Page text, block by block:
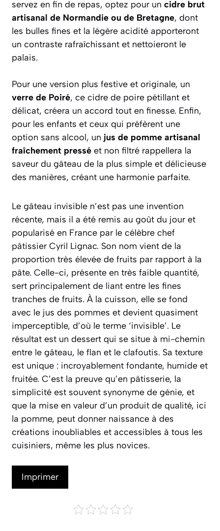
servez en fin de repas, optez pour un cidre brut
artisanal de Normandie ou de Bretagne, dont
les bulles fines et la légère acidité apporteront
un contraste rafraîchissant et nettoieront le
palais.
Pour une version plus festive et originale, un
verre de Poiré, ce cidre de poire pétillant et
délicat, créera un accord tout en finesse. Enfin,
pour les enfants et ceux qui préfèrent une
option sans alcool, un jus de pomme artisanal
fraîchement pressé et non filtré rappellera la
saveur du gâteau de la plus simple et délicieuse
des manières, créant une harmonie parfaite.
Le gâteau invisible n’est pas une invention
récente, mais il a été remis au goût du jour et
popularisé en France par le célèbre chef
pâtissier Cyril Lignac. Son nom vient de la
proportion très élevée de fruits par rapport à la
pâte. Celle-ci, présente en très faible quantité,
sert principalement de liant entre les fines
tranches de fruits. À la cuisson, elle se fond
avec le jus des pommes et devient quasiment
imperceptible, d’où le terme ‘invisible’. Le
résultat est un dessert qui se situe à mi-chemin
entre le gâteau, le flan et le clafoutis. Sa texture
est unique : incroyablement fondante, humide et
fruitée. C’est la preuve qu’en pâtisserie, la
simplicité est souvent synonyme de génie, et
que la mise en valeur d’un produit de qualité, ici
la pomme, peut donner naissance à des
créations inoubliables et accessibles à tous les
cuisiniers, même les plus novices.
Imprimer